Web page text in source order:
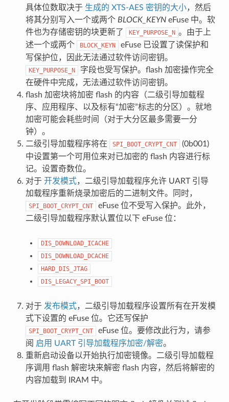
具体位数取决于 生成的 XTS-AES 密钥的大小，然后
将其分别写入一个或两个 BLOCK_KEYNeFuse 中。软
件也为存储密钥的块更新了
KEY_PURPOSE_N 。由于上
述一个或两个
BLOCK_KEYN
eFuse 已设置了读保护和
写保护位，因此无法通过软件访问密钥。
KEY_PURPOSE_N
字段也受写保护。flash 加密操作完全
在硬件中完成，无法通过软件访问密钥。
flash 加密块将加密 flash 的内容（二级引导加载程
序、应用程序、以及标有“加密”标志的分区）。就地
加密可能会耗些时间（对于大分区最多需要一分
钟）。
二级引导加载程序将在
SPI_BOOT_CRYPT_CNT
(0b001)
中设置第一个可用位来对已加密的 flash 内容进行标
记。设置奇数位。
对于 开发模式，二级引导加载程序允许 UART 引导
加载程序重新烧录加密后的二进制文件。同时，
SPI_BOOT_CRYPT_CNT
eFuse 位不受写入保护。此外，
二级引导加载程序默认置位以下 eFuse 位：
DIS_DOWNLOAD_ICACHE
DIS_DOWNLOAD_DCACHE
HARD_DIS_JTAG
DIS_LEGACY_SPI_BOOT
对于 发布模式，二级引导加载程序设置所有在开发模
式下设置的 eFuse 位。它还写保护
SPI_BOOT_CRYPT_CNT
eFuse 位。要修改此行为，请参
阅 启用 UART 引导加载程序加密/解密。
重新启动设备以开始执行加密镜像。二级引导加载程
序调用 flash 解密块来解密 flash 内容，然后将解密的
内容加载到 IRAM 中。